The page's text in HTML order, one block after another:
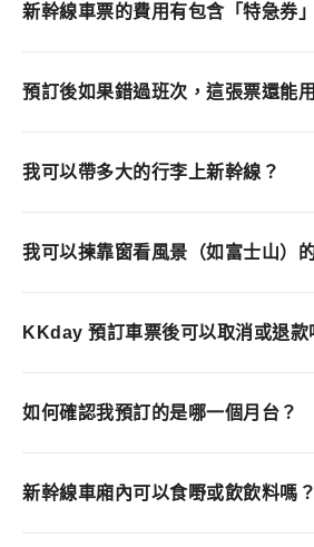
新幹線車票的費用有包含「特急券
預訂後如果錯過班次，這張票還能
我可以帶多大的行李上新幹線？
我可以揀靠窗看風景（如富士山）
KKday 預訂車票後可以取消或退款
如何確認我預訂的是哪一個月台？
新幹線車廂內可以食嘢或飲飲料嗎？